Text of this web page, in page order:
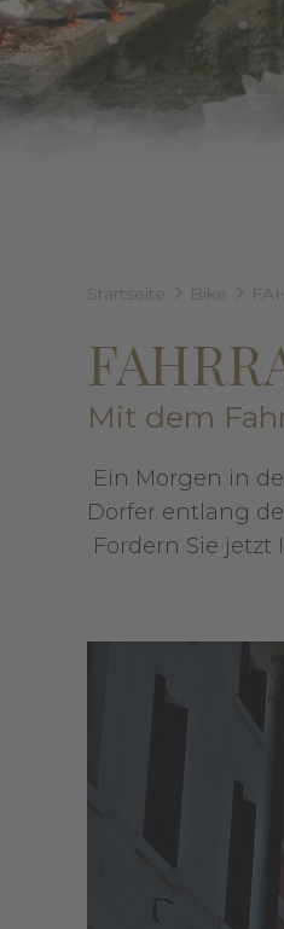
Startseite Bike
Mit dem
Ein Morgen in
Dörfer entlang
Fordern Sie